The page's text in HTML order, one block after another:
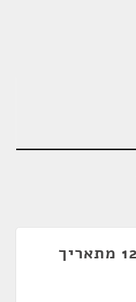
ישיבת ועדה של הכנסת ה-12 מתאריך